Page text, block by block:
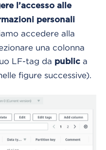
l’accesso alle
personali
accedere alla
una colonna
LF-tag da public a
figure successive).